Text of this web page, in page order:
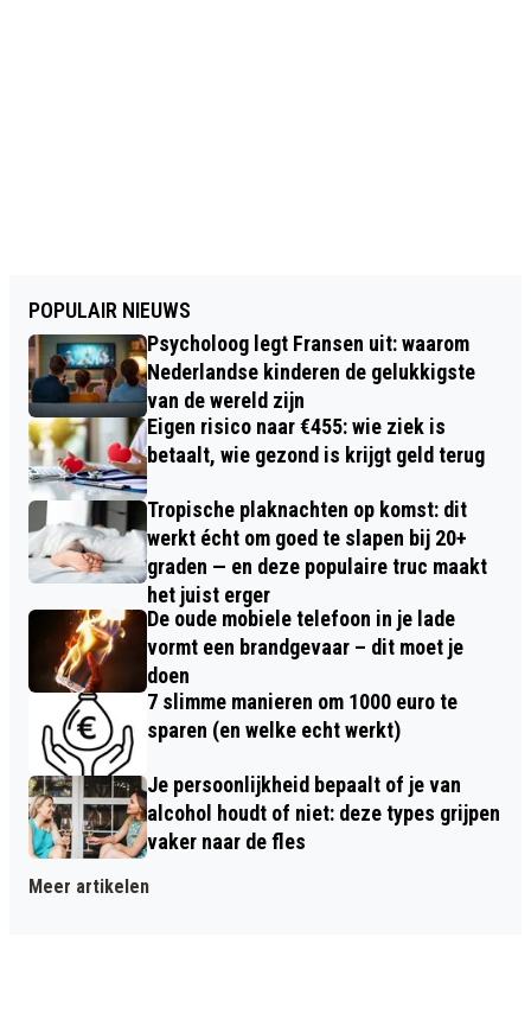
POPULAIR NIEUWS
Psycholoog legt Fransen uit: waarom
Nederlandse kinderen de gelukkigste
van de wereld zijn
Eigen risico naar €455: wie ziek is
betaalt, wie gezond is krijgt geld terug
Tropische plaknachten op komst: dit
werkt écht om goed te slapen bij 20+
graden — en deze populaire truc maakt
het juist erger
De oude mobiele telefoon in je lade
vormt een brandgevaar – dit moet je
doen
7 slimme manieren om 1000 euro te
sparen (en welke echt werkt)
Je persoonlijkheid bepaalt of je van
alcohol houdt of niet: deze types grijpen
vaker naar de fles
Meer artikelen